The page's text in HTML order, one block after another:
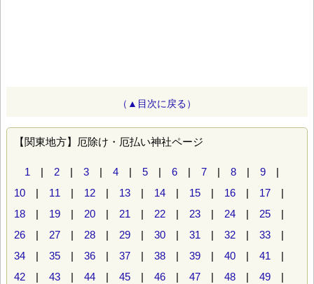
（▲目次に戻る）
【関東地方】厄除け・厄払い神社ページ
1 | 2 | 3 | 4 | 5 | 6 | 7 | 8 | 9 |
10 | 11 | 12 | 13 | 14 | 15 | 16 | 17 |
18 | 19 | 20 | 21 | 22 | 23 | 24 | 25 |
26 | 27 | 28 | 29 | 30 | 31 | 32 | 33 |
34 | 35 | 36 | 37 | 38 | 39 | 40 | 41 |
42 | 43 | 44 | 45 | 46 | 47 | 48 | 49 |